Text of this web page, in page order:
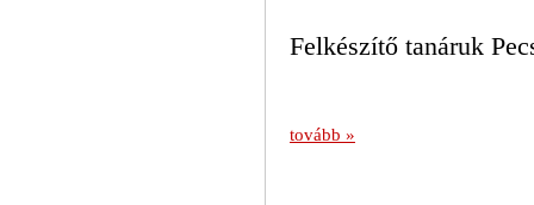
Felkészítő tanáruk
tovább »